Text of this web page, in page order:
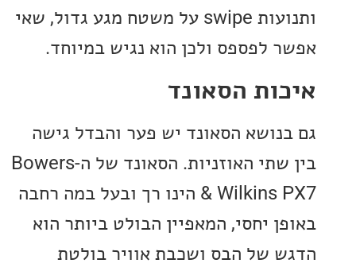
ותנועות swipe על משטח מגע גדול, שאי
לפספס ולכן הוא נגיש במיוחד.
הסאונד
הסאונד יש פער והבדל גישה
בין שתי האוזניות. הסאונד של ה-Bowers
& Wilkins PX7 הינו רך ובעל במה רחבה
יחסי, המאפיין הבולט ביותר הוא
של הבס ושכבת אוויר בולטת